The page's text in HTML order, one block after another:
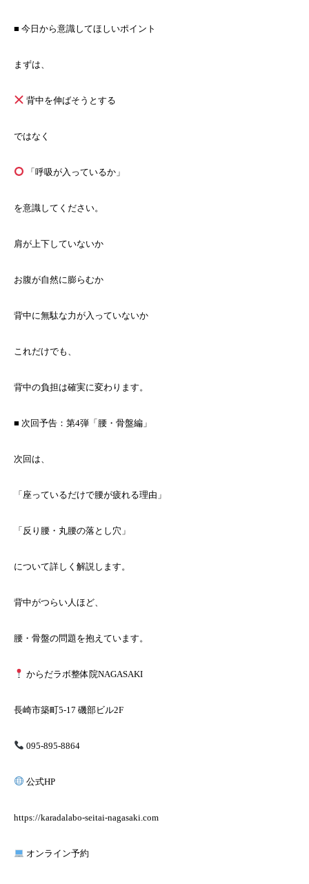
■ 今日から意識してほしいポイント
まずは、
背中を伸ばそうとする
ではなく
「呼吸が入っているか」
を意識してください。
肩が上下していないか
お腹が自然に膨らむか
背中に無駄な力が入っていないか
これだけでも、
背中の負担は確実に変わります。
■ 次回予告：第4弾「腰・骨盤編」
次回は、
「座っているだけで腰が疲れる理由」
「反り腰・丸腰の落とし穴」
について詳しく解説します。
背中がつらい人ほど、
腰・骨盤の問題を抱えています。
からだラボ整体院NAGASAKI
長崎市築町5-17 磯部ビル2F
095-895-8864
公式HP
https://karadalabo-seitai-nagasaki.com
オンライン予約